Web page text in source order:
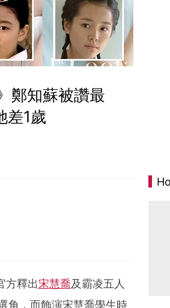
鄭知蘇被讚最
差1歲
方釋出宋慧喬及霸凌五人
角，而飾演宋慧喬學生時